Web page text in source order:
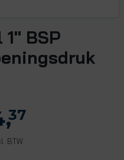
BSP
37
BTW